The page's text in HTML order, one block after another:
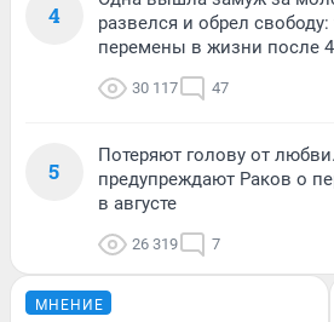
4
развелся и обрел
перемены в жизни после
30 117 47
5
Потеряют голову от
предупреждают Раков о
в августе
26 319 7
МНЕНИЕ